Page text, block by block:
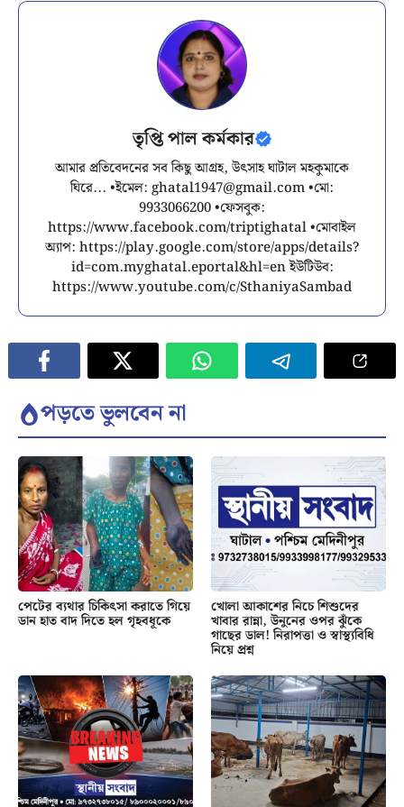
তৃপ্তি পাল কর্মকার
আমার প্রতিবেদনের সব কিছু আগ্রহ, উৎসাহ ঘাটাল মহকুমাকে
ঘিরে... •ইমেল: ghatal1947@gmail.com•মো:
9933066200 •ফেসবুক:
https://www.facebook.com/triptighatal •মোবাইল
অ্যাপ: https://play.google.com/store/apps/details?
id=com.myghatal.eportal&hl=en ইউটিউব:
https://www.youtube.com/c/SthaniyaSambad
পড়তে ভুলবেন না
পেটের ব্যথার চিকিৎসা করাতে গিয়ে
ডান হাত বাদ দিতে হল গৃহবধূকে
খোলা আকাশের নিচে শিশুদের
খাবার রান্না, উনুনের ওপর ঝুঁকে
গাছের ডাল! নিরাপত্তা ও স্বাস্থ্যবিধি
নিয়ে প্রশ্ন